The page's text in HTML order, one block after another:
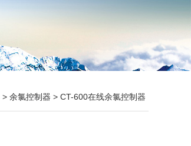
> 余氯控制器 > CT-600在线余氯控制器